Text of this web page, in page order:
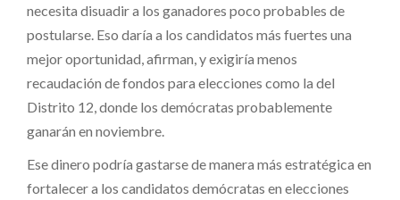
necesita disuadir a los ganadores poco probables de
postularse. Eso daría a los candidatos más fuertes una
mejor oportunidad, afirman, y exigiría menos
recaudación de fondos para elecciones como la del
Distrito 12, donde los demócratas probablemente
ganarán en noviembre.
Ese dinero podría gastarse de manera más estratégica en
fortalecer a los candidatos demócratas en elecciones